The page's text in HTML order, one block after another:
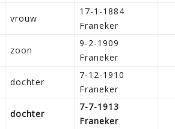
vrouw
17-1-1884
Franeker
zoon
9-2-1909
Franeker
dochter
7-12-1910
Franeker
dochter
7-7-1913
Franeker